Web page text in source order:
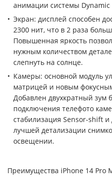
анимации системы
Экран: дисплей способен
2300 нит, что в 2 раза
Повышенная яркость
нужным количеством
слепнуть на солнце.
Камеры: основной модуль
матрицей и новым
Добавлен двухкратный зум
подключения телефото
стабилизация Sensor-shift
лучшей детализации
освещении.
Преимущества iPhone 14 Pro